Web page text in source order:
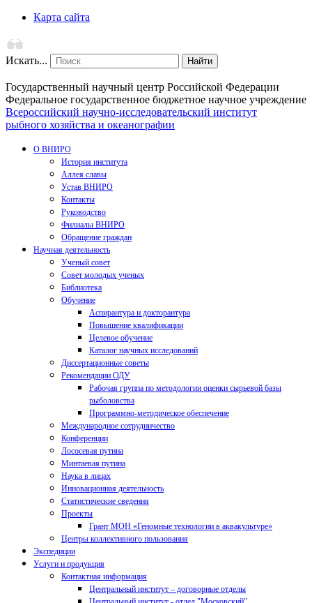
Карта сайта
Искать... Найти
Государственный научный центр Российской Федерации
Федеральное государственное бюджетное научное учреждение
Всероссийский научно-исследовательский институт
рыбного хозяйства и океанографии
О ВНИРО
История института
Аллея славы
Устав ВНИРО
Контакты
Руководство
Филиалы ВНИРО
Обращение граждан
Научная деятельность
Ученый совет
Совет молодых ученых
Библиотека
Обучение
Аспирантура и докторантура
Повышение квалификации
Целевое обучение
Каталог научных исследований
Диссертационные советы
Рекомендации ОДУ
Рабочая группа по методологии оценки сырьевой базы
рыболовства
Программно-методическое обеспечение
Международное сотрудничество
Конференции
Лососевая путина
Минтаевая путина
Наука в лицах
Инновационная деятельность
Статистические сведения
Проекты
Грант МОН «Геномные технологии в аквакультуре»
Центры коллективного пользования
Экспедиции
Услуги и продукция
Контактная информация
Центральный институт – договорные отделы